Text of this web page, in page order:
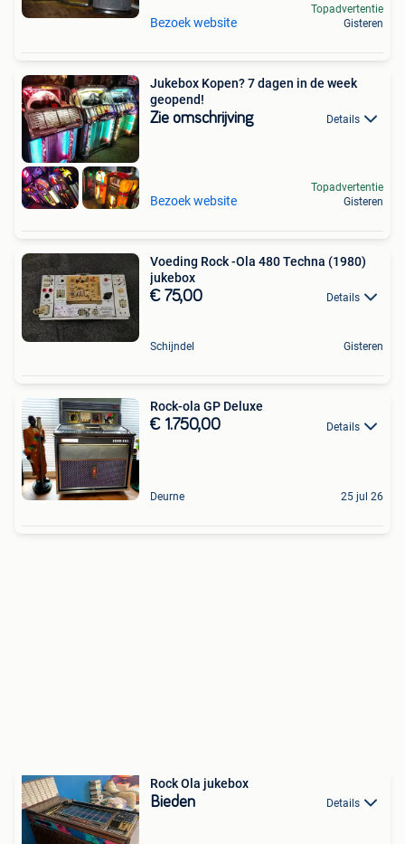
Bezoek website
Topadvertentie
Gisteren
Jukebox Kopen? 7 dagen in de week
geopend!
Zie omschrijving Details
Bezoek website
Topadvertentie
Gisteren
Voeding Rock -Ola 480 Techna (1980)
jukebox
€ 75,00 Details
Schijndel Gisteren
Rock-ola GP Deluxe
€ 1.750,00 Details
Deurne 25 jul 26
Rock Ola jukebox
Bieden Details